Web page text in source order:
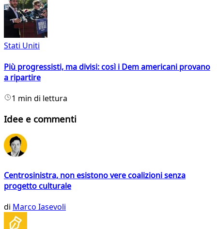
Stati Uniti
Più progressisti, ma divisi: così i Dem americani provano
a ripartire
1 min di lettura
Idee e commenti
Centrosinistra, non esistono vere coalizioni senza
progetto culturale
di Marco Iasevoli